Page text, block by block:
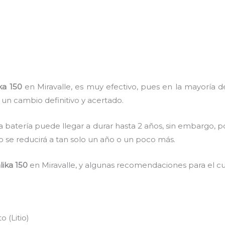
150en Miravalle, es muy efectivo, pues en la mayoría
cambio definitivo y acertado.
batería puede llegar a durar hasta 2 años, sin embargo,
reducirá a tan solo un año o un poco más.
150 en Miravalle, y algunas recomendaciones para el
(Litio)